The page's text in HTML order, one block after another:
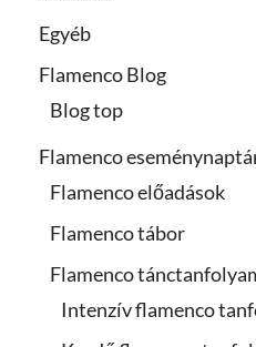
Egyéb
Flamenco Blog
Blog top
Flamenco
Flamenco előadások
Flamenco tábor
Flamenco
Intenzív flamenco